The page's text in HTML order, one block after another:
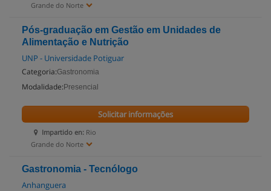
Grande do Norte
Pós-graduação em Gestão em Unidades de
Alimentação e Nutrição
UNP - Universidade Potiguar
Categoria:Gastronomia
Modalidade: Presencial
Impartido en: Rio
Grande do Norte
Solicitar informações
Gastronomia - Tecnólogo
Anhanguera